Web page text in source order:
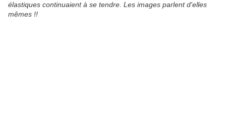
élastiques continuaient à se tendre. Les images parlent d'elles
mêmes !!